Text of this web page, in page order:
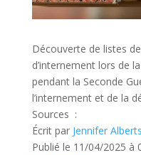
Découverte de listes
d’internement lors de
pendant la Seconde
l’internement et de la
Sources :
Écrit par Jennifer Alberts
Publié le 11/04/2025 à